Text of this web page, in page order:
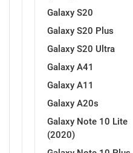
Galaxy S20
Galaxy S20 Plus
Galaxy S20 Ultra
Galaxy A41
Galaxy A11
Galaxy A20s
Galaxy Note 10 Lite
(2020)